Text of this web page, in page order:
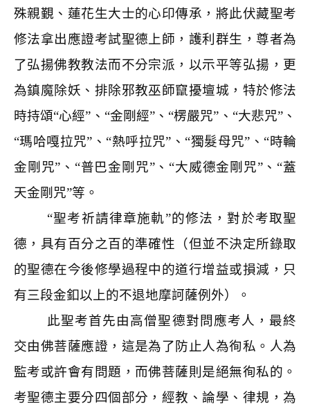
殊親覲、蓮花生大士的心印傳承，將此伏藏聖考
修法拿出應證考試聖德上師，護利群生，尊者為
了弘揚佛教教法而不分宗派，以示平等弘揚，更
為鎮魔除妖、排除邪教巫師竄擾壇城，特於修法
時持頌“心經”、“金剛經”、“楞嚴咒”、“大悲咒”、
“瑪哈嘎拉咒”、“熱呼拉咒”、“獨髮母咒”、“時輪
金剛咒”、“普巴金剛咒”、“大威德金剛咒”、“蓋
天金剛咒”等。
“聖考祈請律章施軌”的修法，對於考取聖
德，具有百分之百的準確性（但並不決定所錄取
的聖德在今後修學過程中的道行增益或損減，只
有三段金釦以上的不退地摩訶薩例外）。
此聖考首先由高僧聖德對問應考人，最終
交由佛菩薩應證，這是為了防止人為徇私。人為
監考或許會有問題，而佛菩薩則是絕無徇私的。
考聖德主要分四個部分，經教、論學、律規，為